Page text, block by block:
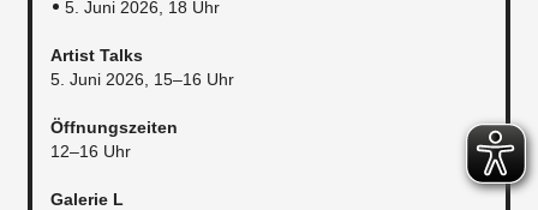
5. Juni 2026, 18 Uhr
Artist Talks
5. Juni 2026, 15–16 Uhr
Öffnungszeiten
12–16 Uhr
Galerie L